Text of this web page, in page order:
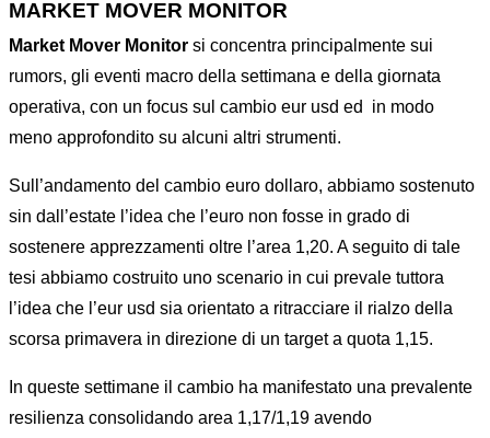
MARKET MOVER MONITOR
Market Mover Monitor si concentra principalmente sui
rumors, gli eventi macro della settimana e della giornata
operativa, con un focus sul cambio eur usd ed
in modo
meno approfondito su alcuni altri strumenti.
Sull’andamento del cambio euro dollaro, abbiamo sostenuto
sin dall’estate l’idea che l’euro non fosse in grado di
sostenere apprezzamenti oltre l’area 1,20. A seguito di tale
tesi abbiamo costruito uno scenario in cui prevale tuttora
l’idea che l’eur usd sia orientato a ritracciare il rialzo della
scorsa primavera in direzione di un target a quota 1,15.
In queste settimane il cambio ha manifestato una prevalente
resilienza consolidando area 1,17/1,19 avendo